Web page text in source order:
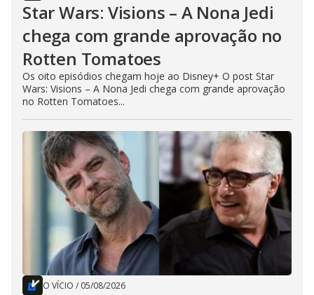
Star Wars: Visions – A Nona Jedi
chega com grande aprovação no
Rotten Tomatoes
Os oito episódios chegam hoje ao Disney+ O post Star
Wars: Visions – A Nona Jedi chega com grande aprovação
no Rotten Tomatoes...
O VÍCIO / 05/08/2026